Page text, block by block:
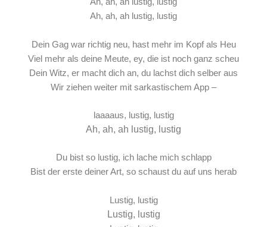
Ah, ah, ah lustig, lustig
Ah, ah, ah lustig, lustig
Dein Gag war richtig neu, hast mehr im Kopf als Heu
Viel mehr als deine Meute, ey, die ist noch ganz scheu
Dein Witz, er macht dich an, du lachst dich selber aus
Wir ziehen weiter mit sarkastischem App –
laaaaus, lustig, lustig
Ah, ah, ah lustig, lustig
Du bist so lustig, ich lache mich schlapp
Bist der erste deiner Art, so schaust du auf uns herab
Lustig, lustig
Lustig, lustig